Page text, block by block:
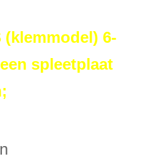
(klemmodel) 6-
spleetplaat